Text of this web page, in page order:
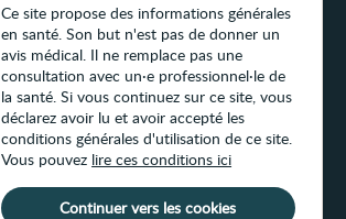
Ce site propose des informations générales
en santé. Son but n'est pas de donner un
avis médical. Il ne remplace pas une
consultation avec un·e professionnel·le de
la santé. Si vous continuez sur ce site, vous
déclarez avoir lu et avoir accepté les
conditions générales d'utilisation de ce site.
Vous pouvez lire ces conditions ici
Continuer vers les cookies